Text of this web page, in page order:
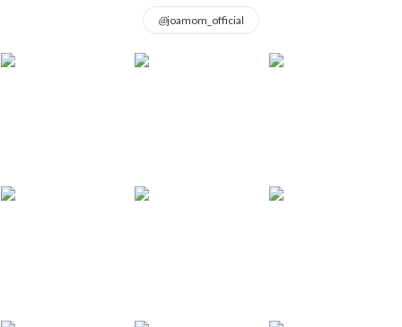
@joamom_official